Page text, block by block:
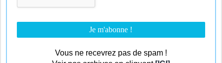
Vous ne recevrez pas de spam !